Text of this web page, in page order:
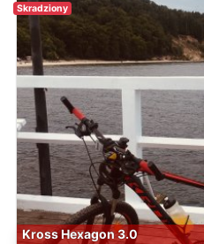
Skradziony
Kross Hexagon 3.0